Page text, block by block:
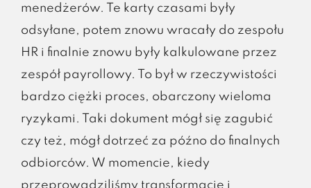
menedżerów. Te karty czasami były
odsyłane, potem znowu wracały do zespołu
HR i finalnie znowu były kalkulowane przez
zespół payrollowy. To był w rzeczywistości
bardzo ciężki proces, obarczony wieloma
ryzykami. Taki dokument mógł się zagubić
czy też, mógł dotrzeć za późno do finalnych
odbiorców. W momencie, kiedy
przeprowadziliśmy transformację i